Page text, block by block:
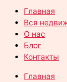
Главная
Вся
О нас
Блог
Контакты
Главная